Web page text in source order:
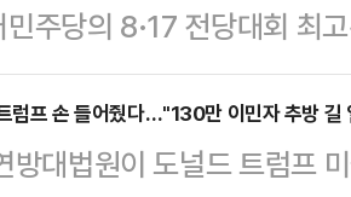
강 토너먼트 진출의 실낱
의 패배…
주당 당권주자들의 압박이
래 전 대표 등 당권주자들이
적으로 내세워 온 상황에서
권주자들의 손을 들어준 모
민주당의 8·17 전당대회 최
과열 양상이 최고위원 주자
이 나타나고 있어서다. 당
로 흘러가는 만큼 이번 전대
럼프 손 들어줬다…"130만 이민자 추방 길
방대법원이 도널드 트럼프